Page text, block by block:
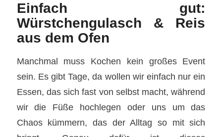
Einfach gut:
Würstchengulasch & Reis
aus dem Ofen
Manchmal muss Kochen kein großes Event
sein. Es gibt Tage, da wollen wir einfach nur ein
Essen, das sich fast von selbst macht, während
wir die Füße hochlegen oder uns um das
Chaos kümmern, das der Alltag so mit sich